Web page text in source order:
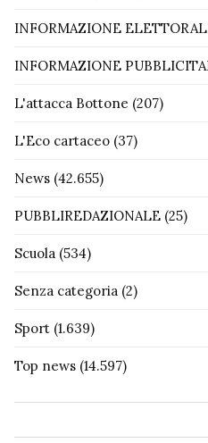
INFORMAZIONE
INFORMAZIONE
L'attacca Bottone (207)
L'Eco cartaceo (37)
News (42.655)
PUBBLIREDAZIONALE (25)
Scuola (534)
Senza categoria (2)
Sport (1.639)
Top news (14.597)